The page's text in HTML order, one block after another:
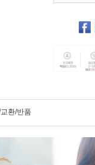
환/반품